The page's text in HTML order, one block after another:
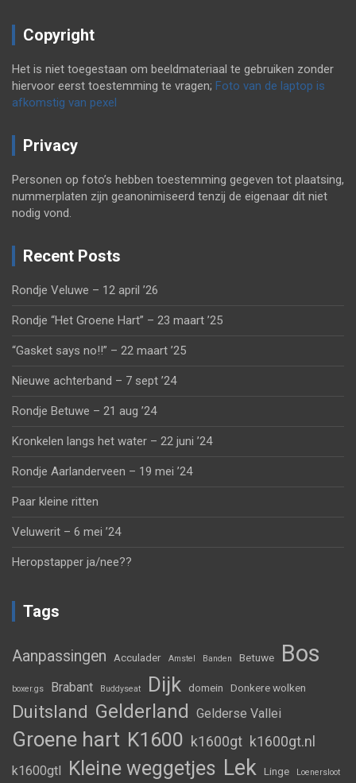
Copyright
Het is niet toegestaan om beeldmateriaal te gebruiken zonder
hiervoor eerst toestemming te vragen; Foto van de laptop is
afkomstig van pexel
Privacy
Personen op foto’s hebben toestemming gegeven tot plaatsing,
nummerplaten zijn geanonimiseerd tenzij de eigenaar dit niet
nodig vond.
Recent Posts
Rondje Veluwe – 12 april ’26
Rondje “Het Groene Hart” – 23 maart ’25
“Gasket says no!!” – 22 maart ’25
Nieuwe achterband – 7 sept ’24
Rondje Betuwe – 21 aug ’24
Kronkelen langs het water – 22 juni ’24
Rondje Aarlanderveen – 19 mei ’24
Paar kleine ritten
Veluwerit – 6 mei ’24
Heropstapper ja/nee??
Tags
Aanpassingen Acculader Amstel Banden Betuwe Bos
boxer.gs Brabant Buddyseat Dijk domein Donkere wolken
Duitsland Gelderland Gelderse Vallei
Groene hart K1600 k1600gt k1600gt.nl
k1600gtl Kleine weggetjes Lek Linge Loenersloot